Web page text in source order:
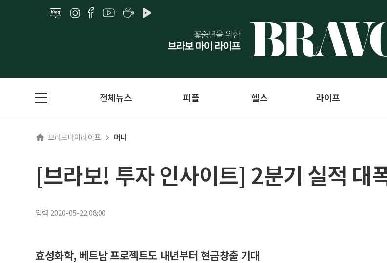
전체뉴스 피플 헬스 라이프
브라보마이라이프 머니
[브라보! 투자 인사이트] 2분기 실적 대
입력 2020-05-22 08:00
효성화학, 베트남 프로젝트도 내년부터 현금창출 기대